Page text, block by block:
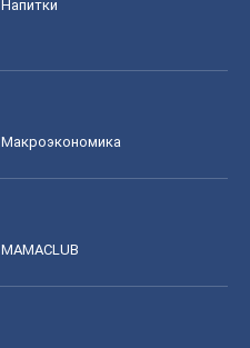
Напитки
Mакроэкономика
MAMACLUB